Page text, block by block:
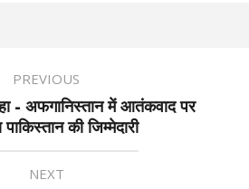
PREVIOUS
- अफगानिस्तान में आतंकवाद पर
की जिम्मेदारी
NEXT